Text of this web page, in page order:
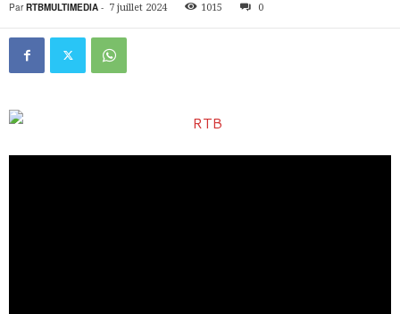
Par RTBMULTIMEDIA - 7 juillet 2024 1015 0